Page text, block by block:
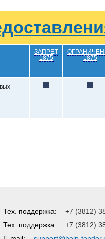
ЗАПРЕТ
1875
1875
Тех. поддержка:
+7 (3812)
Тех. поддержка:
+7 (3812)